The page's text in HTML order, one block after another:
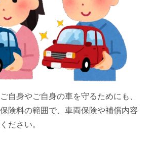
自身やご自身の車を守るためにも、
険料の範囲で、車両保険や補償内容
ださい。